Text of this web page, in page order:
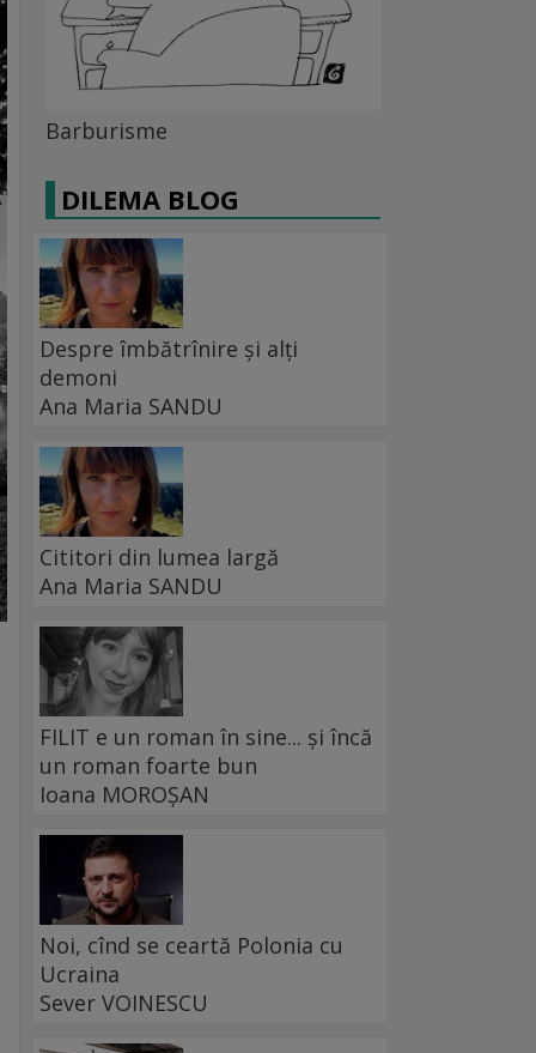
Barburisme
DILEMA BLOG
Despre îmbătrînire și alți
demoni
Ana Maria SANDU
Cititori din lumea largă
Ana Maria SANDU
FILIT e un roman în sine... și încă
un roman foarte bun
Ioana MOROȘAN
Noi, cînd se ceartă Polonia cu
Ucraina
Sever VOINESCU